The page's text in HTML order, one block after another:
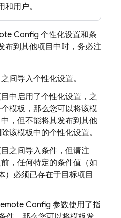
和用户。
Config 个性化设置和条
布到其他项目中时，务必注
间导入个性化设置。
中启用了个性化设置，之
模板，那么您可以将该模
，但不能将其发布到其他
该模板中的个性化设置。
之间导入条件，但请注
，任何特定的条件值（如
）必须已存在于目标项目
Config 参数使用了指